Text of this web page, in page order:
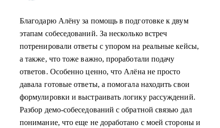
Благодарю Алёну за помощь в подготовке к двум
этапам собеседований. За несколько встреч
потренировали ответы с упором на реальные кейсы,
а также, что тоже важно, проработали подачу
ответов. Особенно ценно, что Алёна не просто
давала готовые ответы, а помогала находить свои
формулировки и выстраивать логику рассуждений.
Разбор демо-собеседований с обратной связью дал
понимание, что еще не доработано с моей стороны и